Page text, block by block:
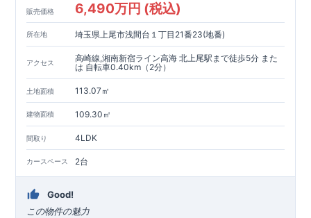
販売価格 6,490万円 (税込)
所在地 埼玉県上尾市浅間台１丁目21番23(地番)
アクセス
高崎線,湘南新宿ライン高海 北上尾駅まで徒歩5分 また
は 自転車0.40km（2分）
土地面積 113.07㎡
建物面積 109.30㎡
間取り 4LDK
カースペース 2台
Good!
この物件の魅力